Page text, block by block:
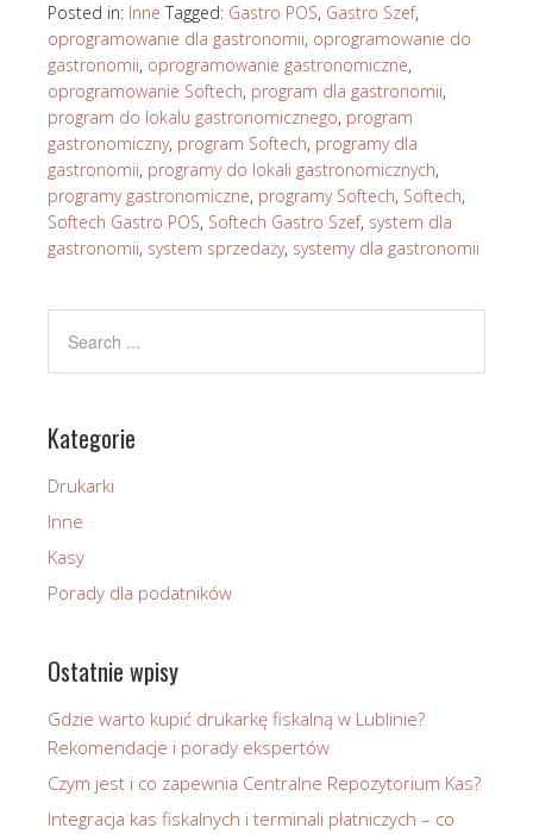
Posted in: Inne Tagged: Gastro POS, Gastro Szef,
oprogramowanie dla gastronomii, oprogramowanie do
gastronomii, oprogramowanie gastronomiczne,
oprogramowanie Softech, program dla gastronomii,
program do lokalu gastronomicznego, program
gastronomiczny, program Softech, programy dla
gastronomii, programy do lokali gastronomicznych,
programy gastronomiczne, programy Softech, Softech,
Softech Gastro POS, Softech Gastro Szef, system dla
gastronomii, system sprzedaży, systemy dla gastronomii
Kategorie
Drukarki
Inne
Kasy
Porady dla podatników
Ostatnie wpisy
Gdzie warto kupić drukarkę fiskalną w Lublinie?
Rekomendacje i porady ekspertów
Czym jest i co zapewnia Centralne Repozytorium Kas?
Integracja kas fiskalnych i terminali płatniczych – co